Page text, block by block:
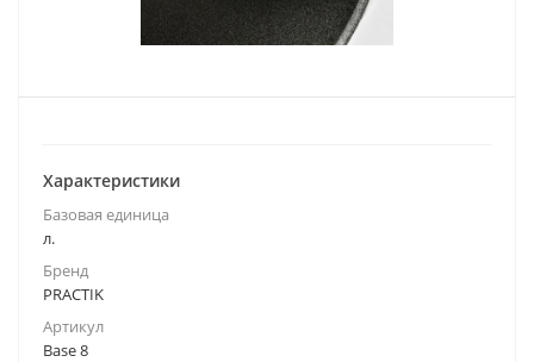
Характеристики
Базовая единица
л.
Бренд
PRACTIK
Артикул
Base 8